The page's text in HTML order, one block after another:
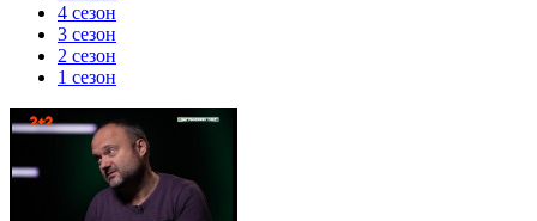
4 сезон
3 сезон
2 сезон
1 сезон